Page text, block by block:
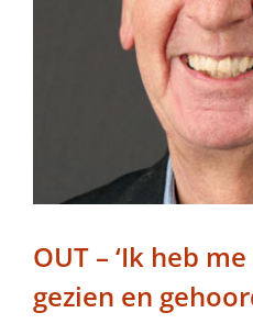
OUT – ‘Ik heb
gezien en